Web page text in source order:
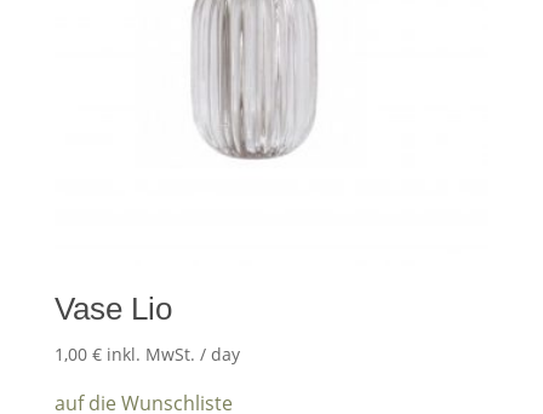
Vase Lio
1,00 € inkl. MwSt. / day
auf die Wunschliste